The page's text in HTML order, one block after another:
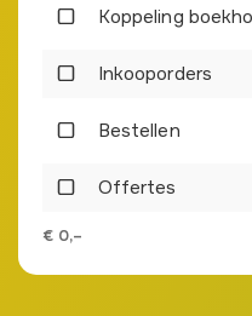
Koppeling
Inkooporders
Bestellen
Offertes
€ 0,–